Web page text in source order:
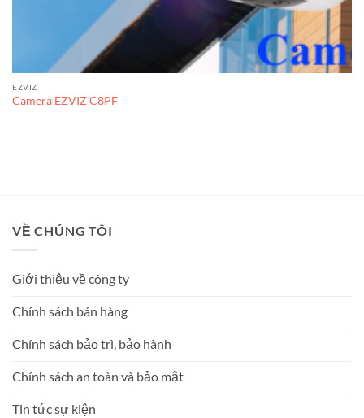
EZVIZ
Camera EZVIZ C8PF
VỀ CHÚNG TÔI
Giới thiệu về công ty
Chính sách bán hàng
Chính sách bảo trì, bảo hành
Chính sách an toàn và bảo mật
Tin tức sự kiện